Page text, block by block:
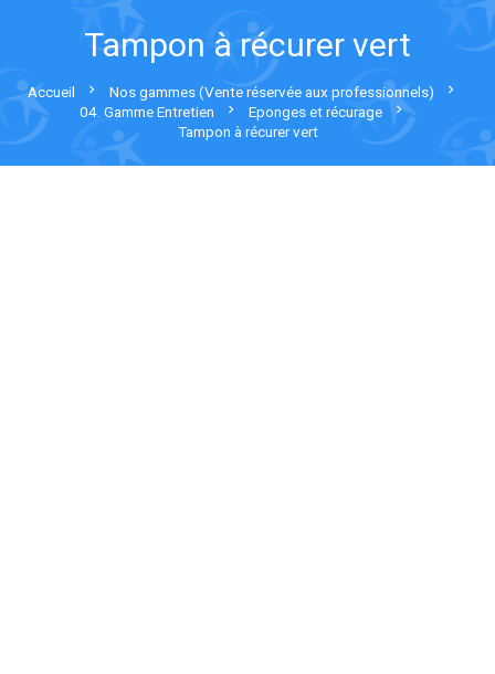
Tampon à récurer vert
Accueil chevron_right Nos gammes (Vente réservée aux professionnels) chevron_right
04. Gamme Entretien chevron_right Eponges et récurage chevron_right
Tampon à récurer vert